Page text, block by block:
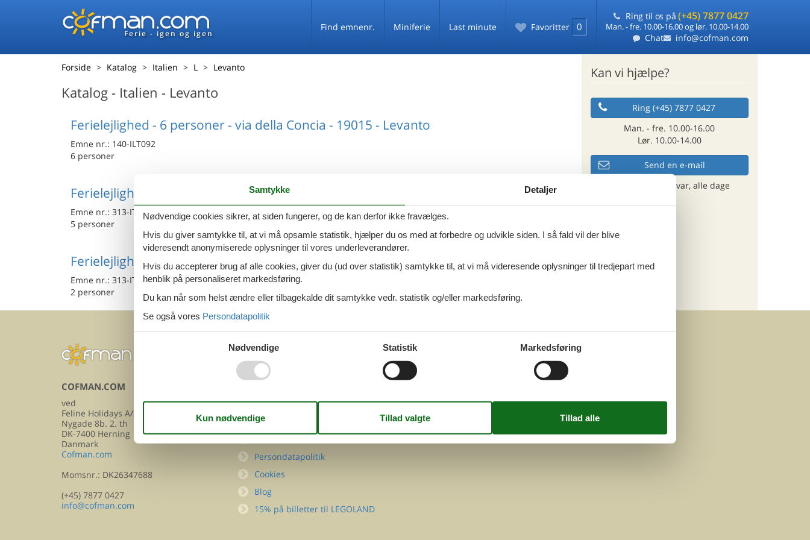
Ferie - igen og igen
Find emnenr. Miniferie Last minute Favoritter 0
Ring til os på (+45) 7877 0427
Man. - fre. 10.00-16.00 og lør. 10.00-14.00
Chat info@cofman.com
Forside Katalog Italien L Levanto
Katalog - Italien - Levanto
Ferielejlighed - 6 personer - via della Concia - 19015 - Levanto
Emne nr.: 140-ILT092
6 personer
Ferielejlighed - 5 personer - 19015 - Levanto
Emne nr.: 313-IT5098.673.1
5 personer
Ferielejlighed - 2 personer - 19015 - Levanto
Emne nr.: 313-IT5098.669.1
2 personer
Kan vi hjælpe?
Ring (+45) 7877 0427
Man. - fre. 10.00-16.00
Lør. 10.00-14.00
Send en e-mail
og få et hurtigt svar, alle dage
COFMAN.COM
ved
Feline Holidays A/S
Nygade 8b. 2. th
DK-7400 Herning
Danmark
Cofman.com
Momsnr.: DK26347688
(+45) 7877 0427
info@cofman.com
Kontakt
FAQ
Persondatapolitik
Cookies
Blog
15% på billetter til LEGOLAND
FØLG OS PÅ
Samtykke Detaljer
Nødvendige cookies sikrer, at siden fungerer, og de kan derfor ikke fravælges.
Hvis du giver samtykke til, at vi må opsamle statistik, hjælper du os med at forbedre og udvikle siden. I så fald vil der blive
videresendt anonymiserede oplysninger til vores underleverandører.
Hvis du accepterer brug af alle cookies, giver du (ud over statistik) samtykke til, at vi må videresende oplysninger til tredjepart med
henblik på personaliseret markedsføring.
Du kan når som helst ændre eller tilbagekalde dit samtykke vedr. statistik og/eller markedsføring.
Se også vores Persondatapolitik
Nødvendige Statistik Markedsføring